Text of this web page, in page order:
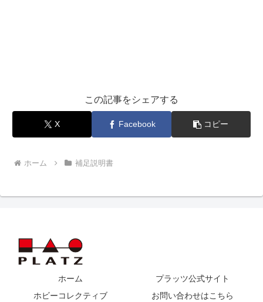
この記事をシェアする
X Facebook コピー
ホーム 補足説明書
ホーム
プラッツ公式サイト
ホビーコレクティブ
お問い合わせはこちら